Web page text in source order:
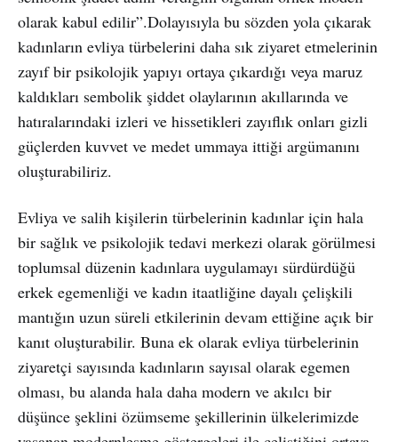
olarak kabul edilir”.Dolayısıyla bu sözden yola çıkarak
kadınların evliya türbelerini daha sık ziyaret etmelerinin
zayıf bir psikolojik yapıyı ortaya çıkardığı veya maruz
kaldıkları sembolik şiddet olaylarının akıllarında ve
hatıralarındaki izleri ve hissetikleri zayıflık onları gizli
güçlerden kuvvet ve medet ummaya ittiği argümanını
oluşturabiliriz.
Evliya ve salih kişilerin türbelerinin kadınlar için hala
bir sağlık ve psikolojik tedavi merkezi olarak görülmesi
toplumsal düzenin kadınlara uygulamayı sürdürdüğü
erkek egemenliği ve kadın itaatliğine dayalı çelişkili
mantığın uzun süreli etkilerinin devam ettiğine açık bir
kanıt oluşturabilir. Buna ek olarak evliya türbelerinin
ziyaretçi sayısında kadınların sayısal olarak egemen
olması, bu alanda hala daha modern ve akılcı bir
düşünce şeklini özümseme şekillerinin ülkelerimizde